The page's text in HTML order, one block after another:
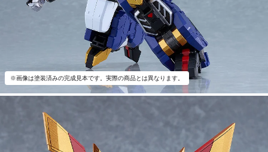
※画像は塗装済みの完成見本です。実際の商品とは異なります。